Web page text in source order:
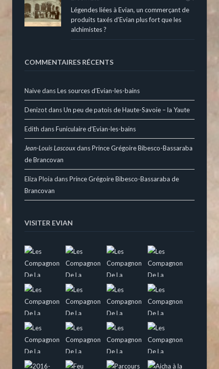
Légendes liées à Evian, un commerçant de
produits taxés d’Evian plus fort que les
alchimistes ?
COMMENTAIRES RÉCENTS
NaivedansLes sources d’Evian-les-bains
DenizotdansUn peu de patois de Haute-Savoie – la Yaute
Edith dansFuniculaire d’Evian-les-bains
Jean-Louis LascouxdansPrince Grégoire Bibesco-Bassaraba
de Brancovan
Eliza Ploia dansPrince Grégoire Bibesco-Bassaraba de
Brancovan
VISITER EVIAN